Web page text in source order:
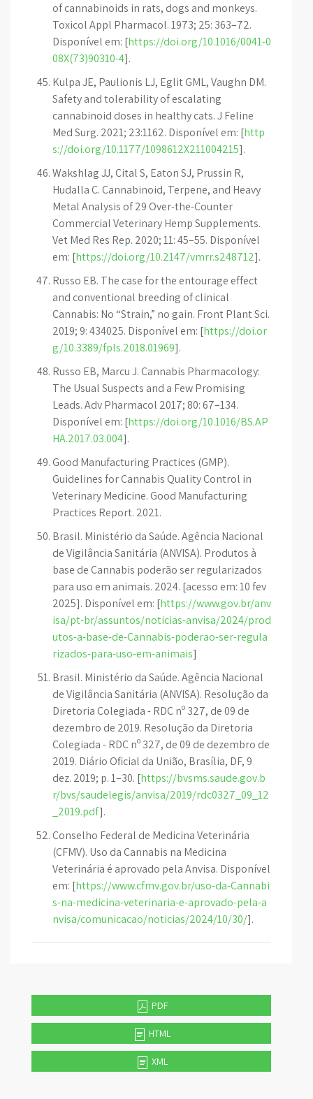
of cannabinoids in rats, dogs and monkeys.
Toxicol Appl Pharmacol. 1973; 25: 363–72.
Disponível em: [https://doi.org/10.1016/0041-0
08X(73)90310-4].
Kulpa JE, Paulionis LJ, Eglit GML, Vaughn DM.
Safety and tolerability of escalating
cannabinoid doses in healthy cats. J Feline
Med Surg. 2021; 23:1162. Disponível em: [http
s://doi.org/10.1177/1098612X211004215].
Wakshlag JJ, Cital S, Eaton SJ, Prussin R,
Hudalla C. Cannabinoid, Terpene, and Heavy
Metal Analysis of 29 Over-the-Counter
Commercial Veterinary Hemp Supplements.
Vet Med Res Rep. 2020; 11: 45–55. Disponível
em: [https://doi.org/10.2147/vmrr.s248712].
Russo EB. The case for the entourage effect
and conventional breeding of clinical
Cannabis: No “Strain,” no gain. Front Plant Sci.
2019; 9: 434025. Disponível em: [https://doi.or
g/10.3389/fpls.2018.01969].
Russo EB, Marcu J. Cannabis Pharmacology:
The Usual Suspects and a Few Promising
Leads. Adv Pharmacol 2017; 80: 67–134.
Disponível em: [https://doi.org/10.1016/BS.AP
HA.2017.03.004].
Good Manufacturing Practices (GMP).
Guidelines for Cannabis Quality Control in
Veterinary Medicine. Good Manufacturing
Practices Report. 2021.
Brasil. Ministério da Saúde. Agência Nacional
de Vigilância Sanitária (ANVISA). Produtos à
base de Cannabis poderão ser regularizados
para uso em animais. 2024. [acesso em: 10 fev
2025]. Disponível em: [https://www.gov.br/anv
isa/pt-br/assuntos/noticias-anvisa/2024/prod
utos-a-base-de-Cannabis-poderao-ser-regula
rizados-para-uso-em-animais]
Brasil. Ministério da Saúde. Agência Nacional
de Vigilância Sanitária (ANVISA). Resolução da
Diretoria Colegiada - RDC nº 327, de 09 de
dezembro de 2019. Resolução da Diretoria
Colegiada - RDC nº 327, de 09 de dezembro de
2019. Diário Oficial da União, Brasília, DF, 9
dez. 2019; p. 1–30. [https://bvsms.saude.gov.b
r/bvs/saudelegis/anvisa/2019/rdc0327_09_12
_2019.pdf].
Conselho Federal de Medicina Veterinária
(CFMV). Uso da Cannabis na Medicina
Veterinária é aprovado pela Anvisa. Disponível
em: [https://www.cfmv.gov.br/uso-da-Cannabi
s-na-medicina-veterinaria-e-aprovado-pela-a
nvisa/comunicacao/noticias/2024/10/30/].
PDF
HTML
XML